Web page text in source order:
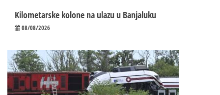
Kilometarske kolone na ulazu u Banjaluku
08/08/2026